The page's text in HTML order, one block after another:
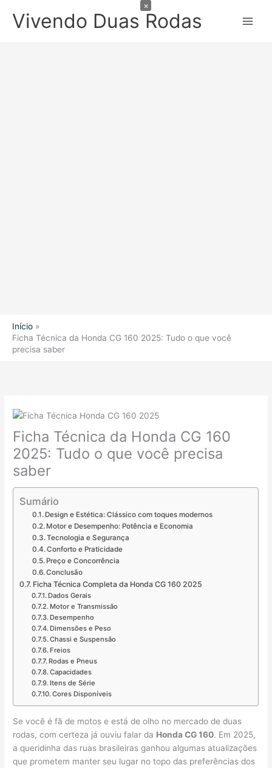
paraVivendo Duas Rodas
Início
Ficha Técnica da Honda CG 160 2025: Tudo o que você
precisa saber
Ficha Técnica da Honda CG 160
2025: Tudo o que você precisa
saber
Sumário
Design e Estética: Clássico com toques modernos
Motor e Desempenho: Potência e Economia
Tecnologia e Segurança
Conforto e Praticidade
Preço e Concorrência
Conclusão
Ficha Técnica Completa da Honda CG 160 2025
Dados Gerais
Motor e Transmissão
Desempenho
Dimensões e Peso
Chassi e Suspensão
Freios
Rodas e Pneus
Capacidades
Itens de Série
Cores Disponíveis
Se você é fã de motos e está de olho no mercado de duas
rodas, com certeza já ouviu falar da Honda CG 160. Em 2025,
a queridinha das ruas brasileiras ganhou algumas atualizações
que prometem manter seu lugar no topo das preferências dos
×